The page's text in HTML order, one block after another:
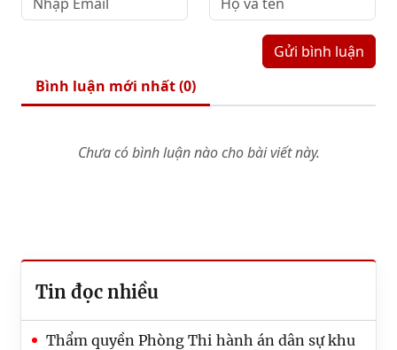
Gửi bình luận
Bình luận mới nhất (0)
Chưa có bình luận nào cho bài viết này.
Tin đọc nhiều
Thẩm quyền Phòng Thi hành án dân sự khu